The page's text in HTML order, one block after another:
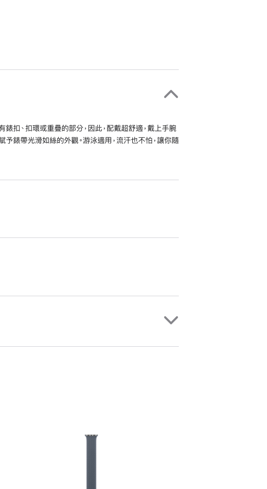
扣、扣環或重疊的部分，因此，配戴超舒適，戴上手腕
錶帶光滑如絲的外觀。游泳適用，流汗也不怕，讓你隨